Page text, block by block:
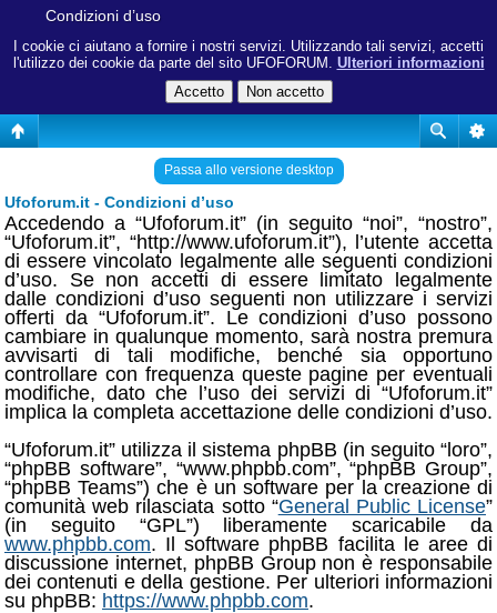
I cookie ci aiutano a fornire i nostri servizi. Utilizzando tali servizi, accetti
l'utilizzo dei cookie da parte del sito UFOFORUM. Ulteriori informazioni
Condizioni d’uso
Passa allo versione desktop
Ufoforum.it - Condizioni d’uso
Accedendo a “Ufoforum.it” (in seguito “noi”, “nostro”,
“Ufoforum.it”, “http://www.ufoforum.it”), l’utente accetta
di essere vincolato legalmente alle seguenti condizioni
d’uso. Se non accetti di essere limitato legalmente
dalle condizioni d’uso seguenti non utilizzare i servizi
offerti da “Ufoforum.it”. Le condizioni d’uso possono
cambiare in qualunque momento, sarà nostra premura
avvisarti di tali modifiche, benché sia opportuno
controllare con frequenza queste pagine per eventuali
modifiche, dato che l’uso dei servizi di “Ufoforum.it”
implica la completa accettazione delle condizioni d’uso.
“Ufoforum.it” utilizza il sistema phpBB (in seguito “loro”,
“phpBB software”, “www.phpbb.com”, “phpBB Group”,
“phpBB Teams”) che è un software per la creazione di
comunità web rilasciata sotto “General Public License”
(in seguito “GPL”) liberamente scaricabile da
www.phpbb.com. Il software phpBB facilita le aree di
discussione internet, phpBB Group non è responsabile
dei contenuti e della gestione. Per ulteriori informazioni
su phpBB: https://www.phpbb.com.